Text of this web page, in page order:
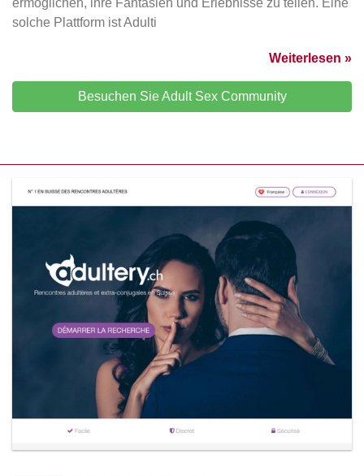
ermöglichen, ihre Fantasien und Erlebnisse zu teilen. Eine
solche Plattform ist Adulti
Weiterlesen »
Besuchen Sie Adult Sex Community